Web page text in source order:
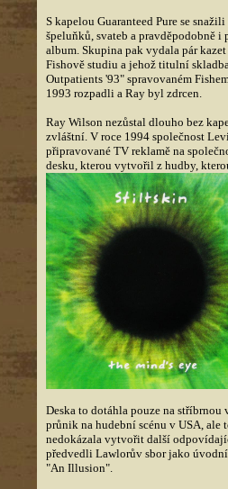
S kapelou Guaranteed Pure se
špeluňků, svateb a pravděpodobně
album. Skupina pak vydala pár
Fishově studiu a jehož titulní
Outpatients '93" spravovaném
1993 rozpadli a Ray byl zdrcen.
Ray Wilson nezůstal dlouho bez
zvláštní. V roce 1994 společnost
připravované TV reklamě na
desku, kterou vytvořil z hudby,
Deska to dotáhla pouze na
průnik na hudební scénu v USA,
nedokázala vytvořit další
předvedli Lawlorův sbor jako
"An Illusion".